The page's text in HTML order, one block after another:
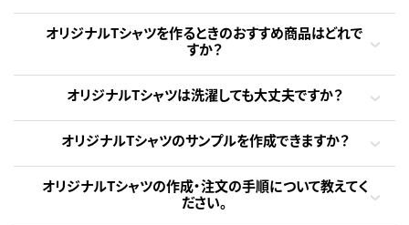
オリジナルTシャツを作るときのおすすめ商品はどれで
すか？
オリジナルTシャツは洗濯しても大丈夫ですか？
オリジナルTシャツのサンプルを作成できますか？
オリジナルTシャツの作成・注文の手順について教えてく
ださい。